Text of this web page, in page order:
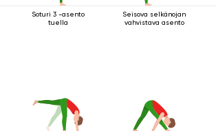
Soturi 3 -asento
tuella
Seisova selkänojan
vahvistava asento